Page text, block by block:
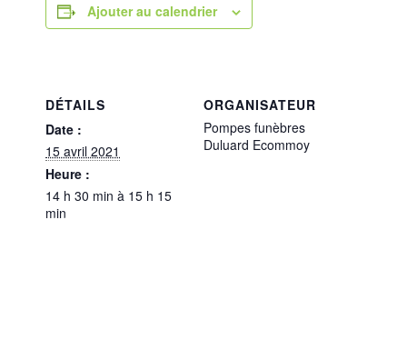
Ajouter au calendrier
DÉTAILS
Date :
15 avril 2021
Heure :
14 h 30 min à 15 h 15
min
ORGANISATEUR
Pompes funèbres
Duluard Ecommoy